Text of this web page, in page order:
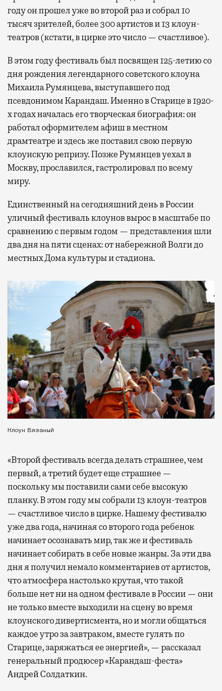
году он прошел уже во второй раз и собрал 10
тысяч зрителей, более 300 артистов и 13 клоун-
театров (кстати, в цирке это число — счастливое).
В этом году фестиваль был посвящен 125-летию со
дня рождения легендарного советского клоуна
Михаила Румянцева, выступавшего под
псевдонимом Карандаш. Именно в Старице в 1920-
х годах началась его творческая биография: он
работал оформителем афиш в местном
драмтеатре и здесь же поставил свою первую
клоунскую репризу. Позже Румянцев уехал в
Москву, прославился, гастролировал по всему
миру.
Единственный на сегодняшний день в России
уличный фестиваль клоунов вырос в масштабе по
сравнению с первым годом — представления шли
два дня на пяти сценах: от набережной Волги до
местных Дома культуры и стадиона.
Клоун Вязаный
«Второй фестиваль всегда делать страшнее, чем
первый, а третий будет еще страшнее —
поскольку мы поставили сами себе высокую
планку. В этом году мы собрали 13 клоун-театров
— счастливое число в цирке. Нашему фестивалю
уже два года, начиная со второго года ребенок
начинает осознавать мир, так же и фестиваль
начинает собирать в себе новые жанры. За эти два
дня я получил немало комментариев от артистов,
что атмосфера настолько крутая, что такой
больше нет ни на одном фестивале в России — они
не только вместе выходили на сцену во время
клоунского дивертисмента, но и могли общаться
каждое утро за завтраком, вместе гулять по
Старице, заряжаться ее энергией», — рассказал
генеральный продюсер «Карандаш-феста»
Андрей Солдаткин.